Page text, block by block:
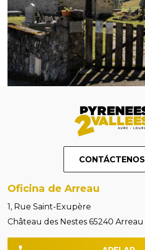
CONTÁCTENOS
Oficina de Arreau
1, Rue Saint-Exupère
Château des Nestes 65240 Arreau